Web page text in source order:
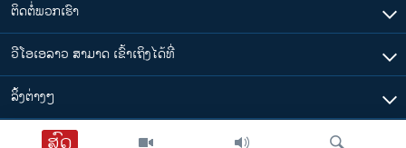
ພາສາຕ່າງໆ
ຕິດຕໍ່ພວກເຮົາ
ວີໂອເອລາວ ສາມາດ ເຂົ້າເຖິງໄດ້ທີ່
​ລິ້ງ​ຕ່າງໆ
ຕາມເວລາໃນລາວ